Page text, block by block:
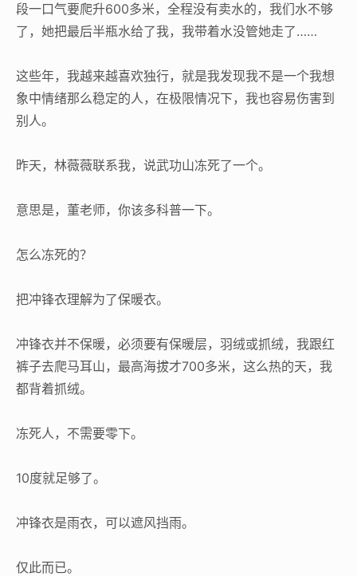
段一口气要爬升600多米，全程没有卖水的，我们水不够
了，她把最后半瓶水给了我，我带着水没管她走了……
这些年，我越来越喜欢独行，就是我发现我不是一个我想
象中情绪那么稳定的人，在极限情况下，我也容易伤害到
别人。
昨天，林薇薇联系我，说武功山冻死了一个。
意思是，董老师，你该多科普一下。
怎么冻死的？
把冲锋衣理解为了保暖衣。
冲锋衣并不保暖，必须要有保暖层，羽绒或抓绒，我跟红
裤子去爬马耳山，最高海拔才700多米，这么热的天，我
都背着抓绒。
冻死人，不需要零下。
10度就足够了。
冲锋衣是雨衣，可以遮风挡雨。
仅此而已。